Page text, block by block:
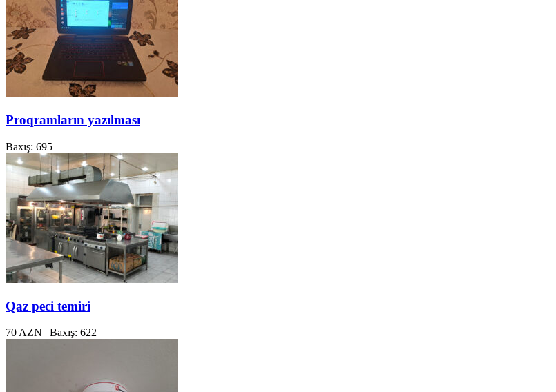
Proqramların yazılması
Baxış: 695
Qaz peci temiri
70 AZN | Baxış: 622